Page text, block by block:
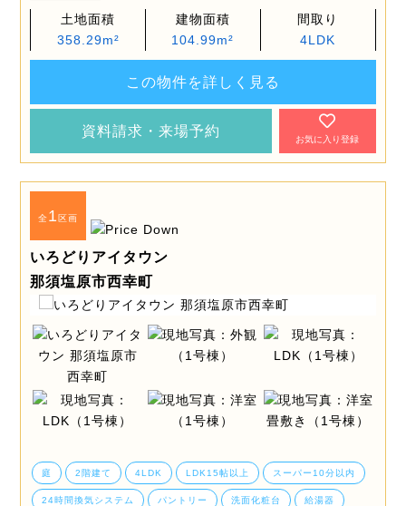
土地面積
358.29m²
建物面積
104.99m²
間取り
4LDK
この物件を詳しく見る
資料請求・来場予約
お気に入り登録
全1区画
いろどりアイタウン
那須塩原市西幸町
庭 2階建て 4LDK LDK15帖以上 スーパー10分以内
24時間換気システム パントリー 洗面化粧台 給湯器